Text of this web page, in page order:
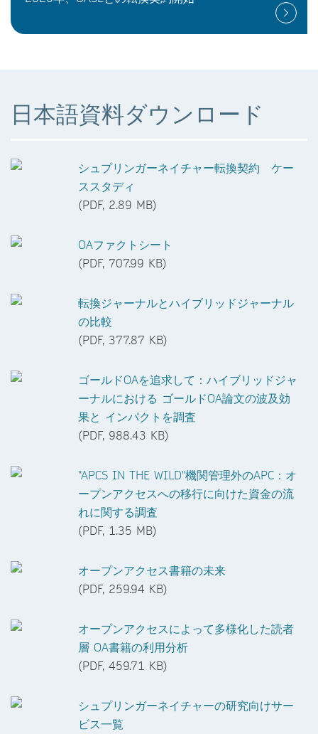
日本語資料ダウンロード
シュプリンガーネイチャー転換契約 ケー
ススタディ
(PDF, 2.89 MB)
OAファクトシート
(PDF, 707.99 KB)
転換ジャーナルとハイブリッドジャーナル
の比較
(PDF, 377.87 KB)
ゴールドOAを追求して：ハイブリッドジャ
ーナルにおける ゴールドOA論文の波及効
果と インパクトを調査
(PDF, 988.43 KB)
"APCS IN THE WILD"機関管理外のAPC：オ
ープンアクセスへの移行に向けた資金の流
れに関する調査
(PDF, 1.35 MB)
オープンアクセス書籍の未来
(PDF, 259.94 KB)
オープンアクセスによって多様化した読者
層 OA書籍の利用分析
(PDF, 459.71 KB)
シュプリンガーネイチャーの研究向けサー
ビス一覧